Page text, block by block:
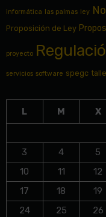
informática las palmas ley
Proposición de Ley
proyecto
servicios software spegc
L M X
3
4 5
10
11 12
17
18 19
24
25 26